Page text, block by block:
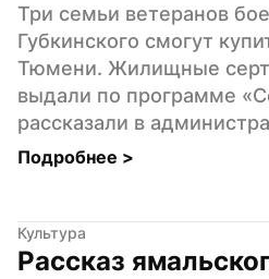
Три семьи ветеранов
Губкинского смогут
Тюмени. Жилищные
выдали по программе
рассказали в
Подробнее >
Культура
Рассказ